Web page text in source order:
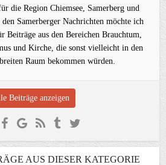
die Region Chiemsee, Samerberg und
Samerberger Nachrichten möchte ich
Beiträge aus den Bereichen Brauchtum,
und Kirche, die sonst vielleicht in den
Raum bekommen würden.
Beiträge anzeigen
AUS DIESER KATEGORIE